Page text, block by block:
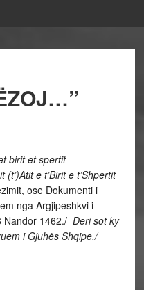
birit et spertit
e t’Birit e t’Shpertit
ose Dokumenti i
nga Argjipeshkvi i
Nandor 1462./Deri sot ky
i Gjuhës Shqipe./